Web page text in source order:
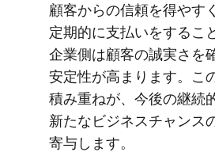
顧客からの​信頼を​得やす
定期的に​支払いを​する​こ
企業側は​顧客の​誠実さを​
安定性が​高まります。​こ
積み重ねが、​今後の​継続
新たな​ビジネスチャンス
寄与します。